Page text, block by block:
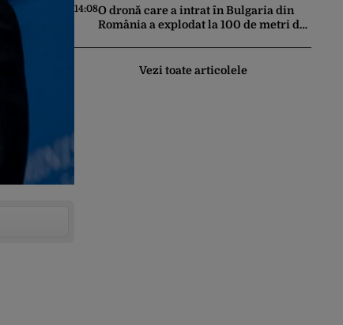
porturile au fost închise
14:08O dronă care a intrat în Bulgaria din
România a explodat la 100 de metri de
Vezi toate articolele